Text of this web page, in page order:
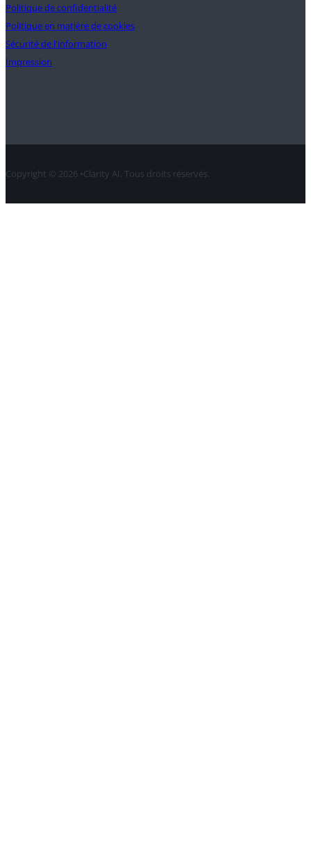
Politique de confidentialité
Politique en matière de cookies
Sécurité de l'information
Impression
Copyright © 2026 •Clarity AI. Tous droits réservés.